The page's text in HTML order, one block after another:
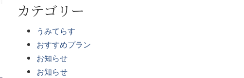
カテゴリー
うみてらす
おすすめプラン
お知らせ
お知らせ